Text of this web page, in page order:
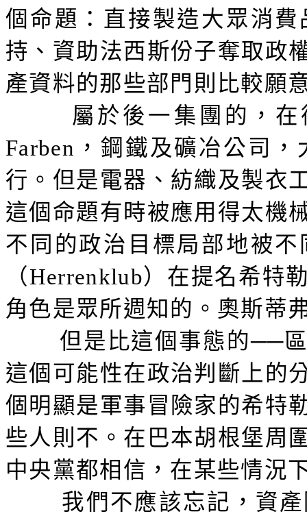
個命題：直接製造大眾消
持、資助法西斯份子奪取政
產資料的那些部門則比較願
屬於後一集團的，
Farben ，鋼鐵及礦冶公司
行。但是電器、紡織及製衣
這個命題有時被應用得太機
不同的政治目標局部地被
（Herrenklub）在提名希特
角色是眾所週知的。奧斯蒂
但是比這個事態的──
這個可能性在政治判斷上的
個明顯是軍事冒險家的希特
些人則不。在巴本胡根堡周
中央黨都相信，在某些情況
我們不應該忘記，資